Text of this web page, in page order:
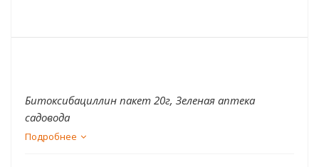
Битоксибациллин пакет 20г, Зеленая аптека
садовода
Подробнее